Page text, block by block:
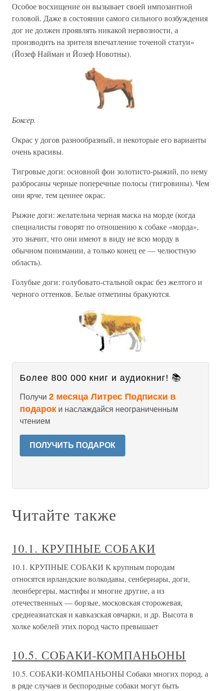
Особое восхищение он вызывает своей импозантной
головой. Даже в состоянии самого сильного возбуждения
дог не должен проявлять никакой нервозности, а
производить на зрителя впечатление точеной статуи»
(Йозеф Найман и Йозеф Новотны).
Боксер.
Окрас у догов разнообразный, и некоторые его варианты
очень красивы.
Тигровые доги: основной фон золотисто-рыжий, по нему
разбросаны черные поперечные полосы (тигровины). Чем
они ярче, тем ценнее окрас.
Рыжие доги: желательна черная маска на морде (когда
специалисты говорят по отношению к собаке «морда»,
это значит, что они имеют в виду не всю морду в
обычном понимании, а только конец ее — челюстную
область).
Голубые доги: голубовато-стальной окрас без желтого и
черного оттенков. Белые отметины бракуются.
Более 800 000 книг и аудиокниг! 📚
Получи 2 месяца Литрес Подписки в
подарок и наслаждайся неограниченным
чтением
ПОЛУЧИТЬ ПОДАРОК
Читайте также
10.1. КРУПНЫЕ СОБАКИ
10.1. КРУПНЫЕ СОБАКИ К крупным породам
относятся ирландские волкодавы, сенбернары, доги,
леонбергеры, мастифы и многие другие, а из
отечественных — борзые, московская сторожевая,
среднеазиатская и кавказская овчарки, и др. Высота в
холке кобелей этих пород часто превышает
10.5. СОБАКИ-КОМПАНЬОНЫ
10.5. СОБАКИ-КОМПАНЬОНЫ Собаки многих пород, а
в ряде случаев и беспородные собаки могут быть